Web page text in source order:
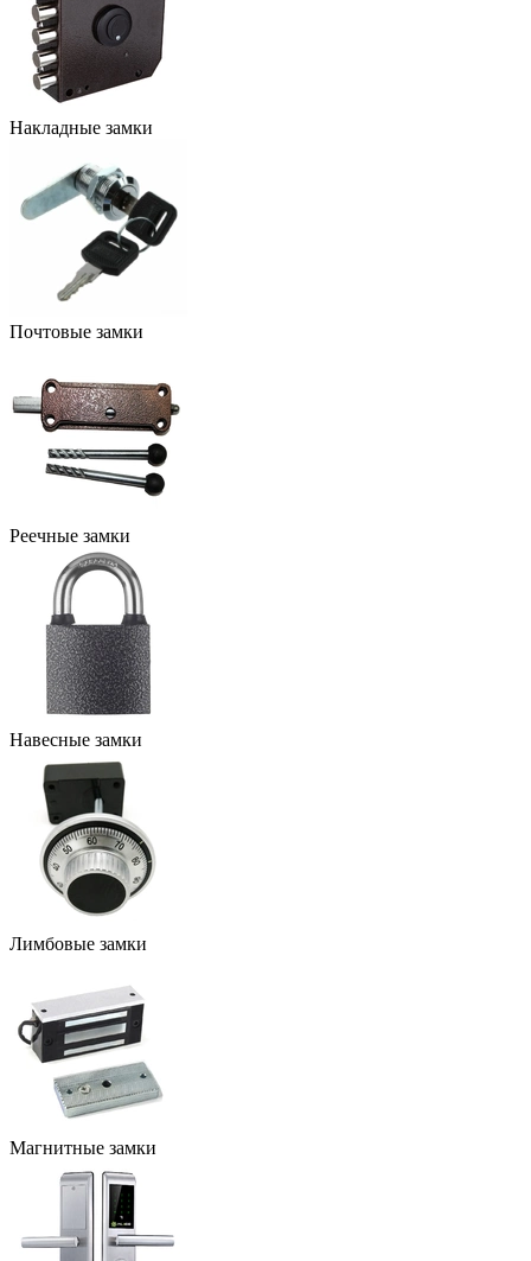
Накладные замки
Почтовые замки
Реечные замки
Навесные замки
Лимбовые замки
Магнитные замки